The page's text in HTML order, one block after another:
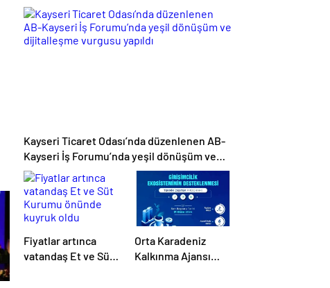
Bir Düğün Töreni
Düzenledi
Programı Düzenledi
Kayseri Ticaret Odası’nda düzenlenen AB-
Kayseri İş Forumu’nda yeşil dönüşüm ve
dijitalleşme vurgusu yapıldı
Fiyatlar artınca
vatandaş Et ve Süt
Orta Karadeniz
Kalkınma Ajansı